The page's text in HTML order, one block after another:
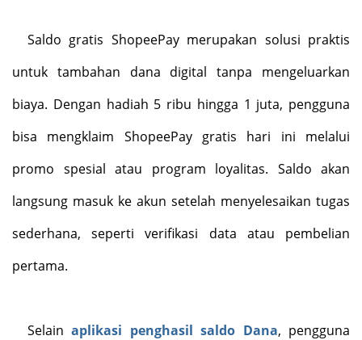
Saldo gratis ShopeePay merupakan solusi praktis
untuk tambahan dana digital tanpa mengeluarkan
biaya. Dengan hadiah 5 ribu hingga 1 juta, pengguna
bisa mengklaim ShopeePay gratis hari ini melalui
promo spesial atau program loyalitas. Saldo akan
langsung masuk ke akun setelah menyelesaikan tugas
sederhana, seperti verifikasi data atau pembelian
pertama.
Selainaplikasi penghasil saldo Dana, pengguna